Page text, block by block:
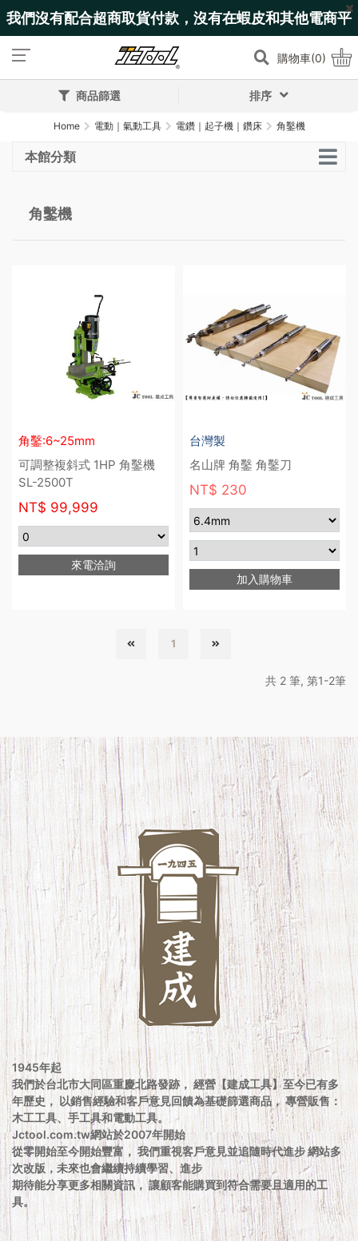
我們沒有配合超商取貨付款，沒有在蝦皮和其他電商平
台上架! 購物車(0)
商品篩選 排序
Home 電動｜氣動工具 電鑽｜起子機｜鑽床 角鑿機
本館分類
角鑿機
角鑿:6~25mm
可調整複斜式 1HP 角鑿機
SL-2500T
NT$ 99,999
來電洽詢
台灣製
名山牌 角鑿 角鑿刀
NT$ 230
加入購物車
1
共 2 筆, 第1-2筆
1945年起
我們於台北市大同區重慶北路發跡， 經營【建成工具】至今已有多
年歷史， 以銷售經驗和客戶意見回饋為基礎篩選商品， 專營販售：
木工工具、手工具和電動工具。
Jctool.com.tw網站於2007年開始
從零開始至今開始豐富， 我們重視客戶意見並追隨時代進步 網站多
次改版，未來也會繼續持續學習、進步
期待能分享更多相關資訊， 讓顧客能購買到符合需要且適用的工
具。